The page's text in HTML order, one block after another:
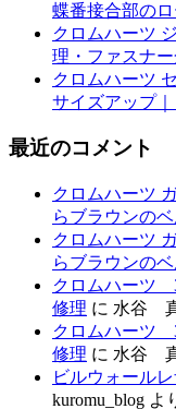
蝶番接合部の
クロムハーツ
理・ファスナ
クロムハーツ
サイズアップ｜
最近のコメント
クロムハーツ
らブラウンの
クロムハーツ
らブラウンの
クロムハーツ
修理 に 水谷
クロムハーツ
修理 に 水谷
ビルウォール
kuromu_blog よ